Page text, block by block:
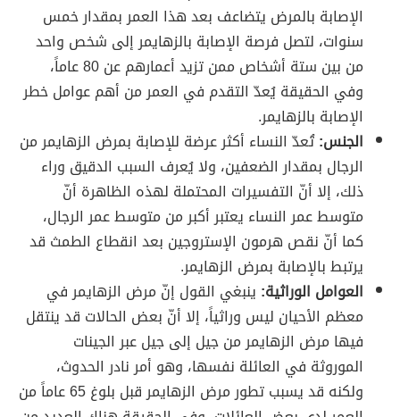
الإصابة بالمرض يتضاعف بعد هذا العمر بمقدار خمس
سنوات، لتصل فرصة الإصابة بالزهايمر إلى شخص واحد
من بين ستة أشخاص ممن تزيد أعمارهم عن 80 عاماً،
وفي الحقيقة يُعدّ التقدم في العمر من أهم عوامل خطر
الإصابة بالزهايمر.
الجنس:تُعدّ النساء أكثر عرضة للإصابة بمرض الزهايمر من
الرجال بمقدار الضعفين، ولا يُعرف السبب الدقيق وراء
ذلك، إلا أنّ التفسيرات المحتملة لهذه الظاهرة أنّ
متوسط عمر النساء يعتبر أكبر من متوسط عمر الرجال،
كما أنّ نقص هرمون الإستروجين بعد انقطاع الطمث قد
يرتبط بالإصابة بمرض الزهايمر.
العوامل الوراثية: ينبغي القول إنّ مرض الزهايمر في
معظم الأحيان ليس وراثياً، إلا أنّ بعض الحالات قد ينتقل
فيها مرض الزهايمر من جيل إلى جيل عبر الجينات
الموروثة في العائلة نفسها، وهو أمر نادر الحدوث،
ولكنه قد يسبب تطور مرض الزهايمر قبل بلوغ 65 عاماً من